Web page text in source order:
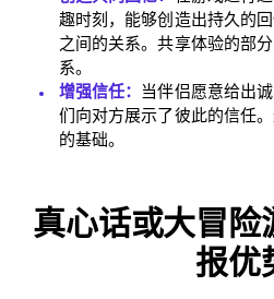
Home
Blog
趣时刻，能够创造出持久的
之间的关系。共享体验的部
系。
增强信任： 当伴侣愿意给出
们向对方展示了彼此的信任
的基础。
真心话或大冒险
报优